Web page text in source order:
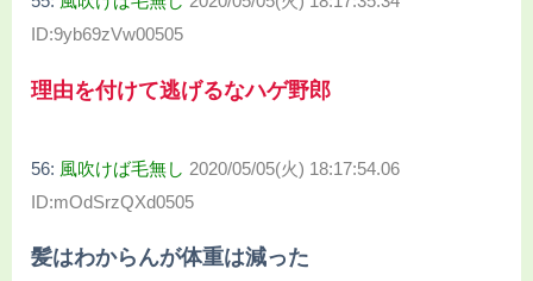
ID:9yb69zVw00505
理由を付けて逃げるなハゲ野郎
56: 風吹けば毛無し 2020/05/05(火) 18:17:54.06
ID:mOdSrzQXd0505
髪はわからんが体重は減った